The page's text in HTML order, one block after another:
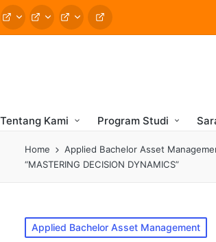
Tentang Kami Program Studi
Home Applied Bachelor Asset
“MASTERING DECISION DYNAMICS”
Applied Bachelor Asset Management